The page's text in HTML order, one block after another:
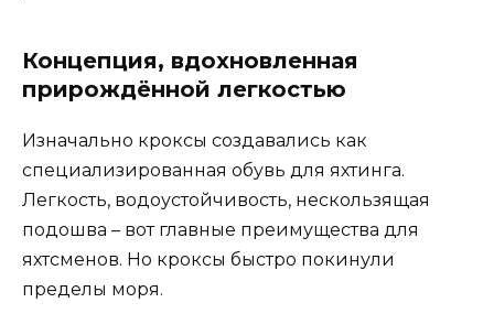
Концепция, вдохновленная
прирождённой легкостью
Изначально кроксы создавались как
специализированная обувь для яхтинга.
Легкость, водоустойчивость, нескользящая
подошва – вот главные преимущества для
яхтсменов. Но кроксы быстро покинули
пределы моря.